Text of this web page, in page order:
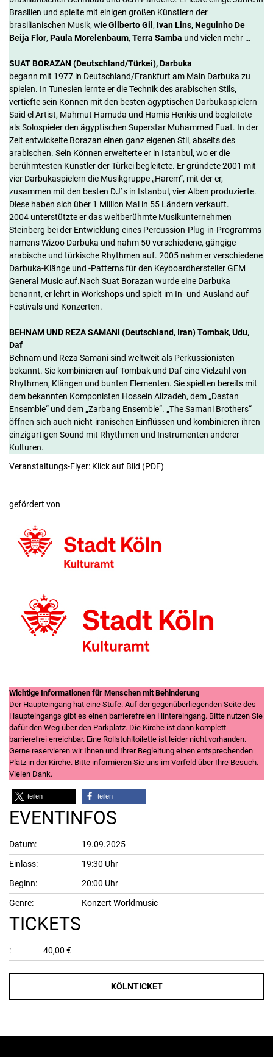
Brasilien und spielte mit einigen großen Künstlern der
brasilianischen Musik, wieGilberto Gil , Ivan Lins, Neguinho De
Beija Flor, Paula Morelenbaum, Terra Samba und vielen mehr …
SUAT BORAZAN (Deutschland/Türkei), Darbuka
begann mit 1977 in Deutschland/Frankfurt am Main Darbuka zu
spielen. In Tunesien lernte er die Technik des arabischen Stils,
vertiefte sein Können mit den besten ägyptischen Darbukaspielern
Said el Artist, Mahmut Hamuda und Hamis Henkis und begleitete
als Solospieler den ägyptischen Superstar Muhammed Fuat. In der
Zeit entwickelte Borazan einen ganz eigenen Stil, abseits des
arabischen. Sein Können erweiterte er in Istanbul, wo er die
berühmtesten Künstler der Türkei begleitete. Er gründete 2001 mit
vier Darbukaspielern die Musikgruppe „Harem“, mit der er,
zusammen mit den besten DJ`s in Istanbul, vier Alben produzierte.
Diese haben sich über 1 Million Mal in 55 Ländern verkauft.
2004 unterstützte er das weltberühmte Musikunternehmen
Steinberg bei der Entwicklung eines Percussion-Plug-in-Programms
namens Wizoo Darbuka und nahm 50 verschiedene, gängige
arabische und türkische Rhythmen auf. 2005 nahm er verschiedene
Darbuka-Klänge und -Patterns für den Keyboardhersteller GEM
General Music auf.Nach Suat Borazan wurde eine Darbuka
benannt, er lehrt in Workshops und spielt im In- und Ausland auf
Festivals und Konzerten.
BEHNAM UND REZA SAMANI (Deutschland, Iran) Tombak, Udu,
Daf
Behnam und Reza Samani sind weltweit als Perkussionisten
bekannt. Sie kombinieren auf Tombak und Daf eine Vielzahl von
Rhythmen, Klängen und bunten Elementen. Sie spielten bereits mit
dem bekannten Komponisten Hossein Alizadeh, dem „Dastan
Ensemble“ und dem „Zarbang Ensemble“. „The Samani Brothers“
öffnen sich auch nicht-iranischen Einflüssen und kombinieren ihren
einzigartigen Sound mit Rhythmen und Instrumenten anderer
Kulturen.
Veranstaltungs-Flyer: Klick auf Bild (PDF)
gefördert von
Wichtige Informationen für Menschen mit Behinderung
Der Haupteingang hat eine Stufe. Auf der gegenüberliegenden Seite des
Haupteingangs gibt es einen barrierefreien Hintereingang. Bitte nutzen Sie
dafür den Weg über den Parkplatz. Die Kirche ist dann komplett
barrierefrei erreichbar. Eine Rollstuhltoilette ist leider nicht vorhanden.
Gerne reservieren wir Ihnen und Ihrer Begleitung einen entsprechenden
Platz in der Kirche. Bitte informieren Sie uns im Vorfeld über Ihre Besuch.
Vielen Dank.
teilen teilen
EVENTINFOS
Datum:
19.09.2025
Einlass:
19:30 Uhr
Beginn:
20:00 Uhr
Genre:
Konzert Worldmusic
TICKETS
: 40,00 €
KÖLNTICKET